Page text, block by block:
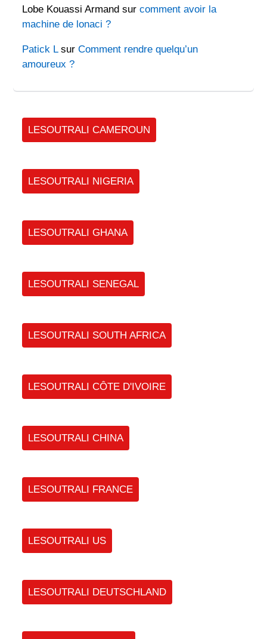
Lobe Kouassi Armand surcomment avoir la
machine de lonaci ?
Patick LsurComment rendre quelqu’un
amoureux ?
LESOUTRALI CAMEROUN
LESOUTRALI NIGERIA
LESOUTRALI GHANA
LESOUTRALI SENEGAL
LESOUTRALI SOUTH AFRICA
LESOUTRALI CÔTE D'IVOIRE
LESOUTRALI CHINA
LESOUTRALI FRANCE
LESOUTRALI US
LESOUTRALI DEUTSCHLAND